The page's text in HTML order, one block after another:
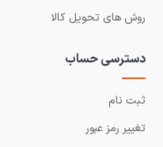
روش های تحویل کالا
دسترسی حساب
ثبت نام
تغییر رمز عبور